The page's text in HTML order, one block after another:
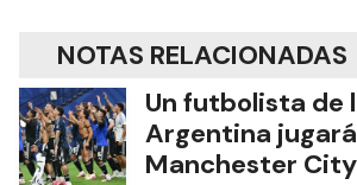
NOTAS RELACIONADAS
Un futbolista de
Argentina
Manchester City